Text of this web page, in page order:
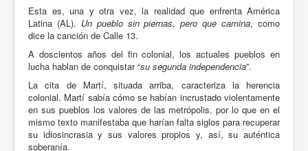
Esta es, una y otra vez, la realidad que enfrenta América
Latina (AL). Un pueblo sin piernas, pero que camina, como
dice la canción de Calle 13.
A doscientos años del fin colonial, los actuales pueblos en
lucha hablan de conquistar “su segunda independencia”.
La cita de Martí, situada arriba, caracteriza la herencia
colonial. Martí sabía cómo se habían incrustado violentamente
en sus pueblos los valores de las metrópolis, por lo que en el
mismo texto manifestaba que harían falta siglos para recuperar
su idiosincrasia y sus valores propios y, así, su auténtica
soberanía.